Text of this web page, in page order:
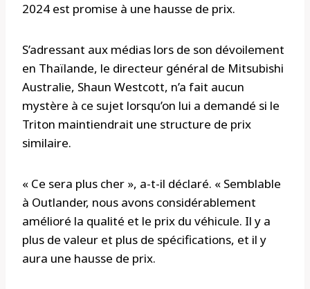
2024 est promise à une hausse de prix.
S’adressant aux médias lors de son dévoilement
en Thaïlande, le directeur général de Mitsubishi
Australie, Shaun Westcott, n’a fait aucun
mystère à ce sujet lorsqu’on lui a demandé si le
Triton maintiendrait une structure de prix
similaire.
« Ce sera plus cher », a-t-il déclaré. « Semblable
à Outlander, nous avons considérablement
amélioré la qualité et le prix du véhicule. Il y a
plus de valeur et plus de spécifications, et il y
aura une hausse de prix.